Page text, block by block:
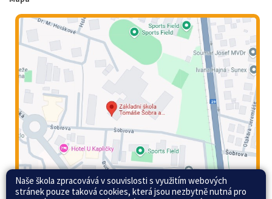
Naše škola zpracovává v souvislosti s využitím webových
stránek pouze taková cookies, která jsou nezbytně nutná pro